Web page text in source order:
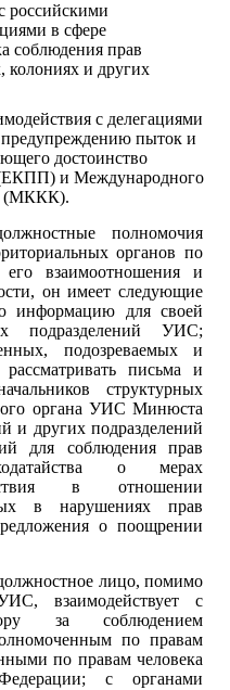
российскими
в сфере
соблюдения прав
и других
с делегациями
предупреждению пыток и
достоинство
и Международного
(МККК).
полномочия
органов по
взаимоотношения и
он имеет следующие
информацию для своей
подразделений УИС;
подозреваемых и
письма и
структурных
органа УИС Минюста
других подразделений
для соблюдения прав
о мерах
в отношении
в нарушениях прав
о поощрении
лицо, помимо
взаимодействует с
за соблюдением
по правам
по правам человека
с органами